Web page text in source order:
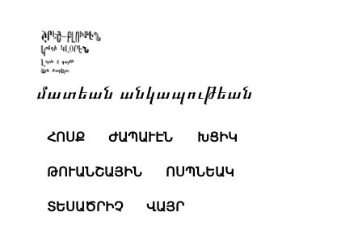
մատեան անկապութեան
ՀՈՍՔ ԺԱՊԱՒԷՆ ԽՑԻԿ
ԹՈՒԱՆՇԱՅԻՆ ՈՍՊՆԵԱԿ
ՏԵՍԱԾՐԻՉ ՎԱՅՐ